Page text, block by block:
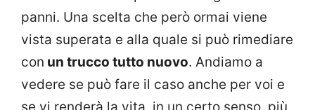
panni. Una scelta che però ormai viene
vista superata e alla quale si può rimediare
con un trucco tutto nuovo. Andiamo a
vedere se può fare il caso anche per voi e